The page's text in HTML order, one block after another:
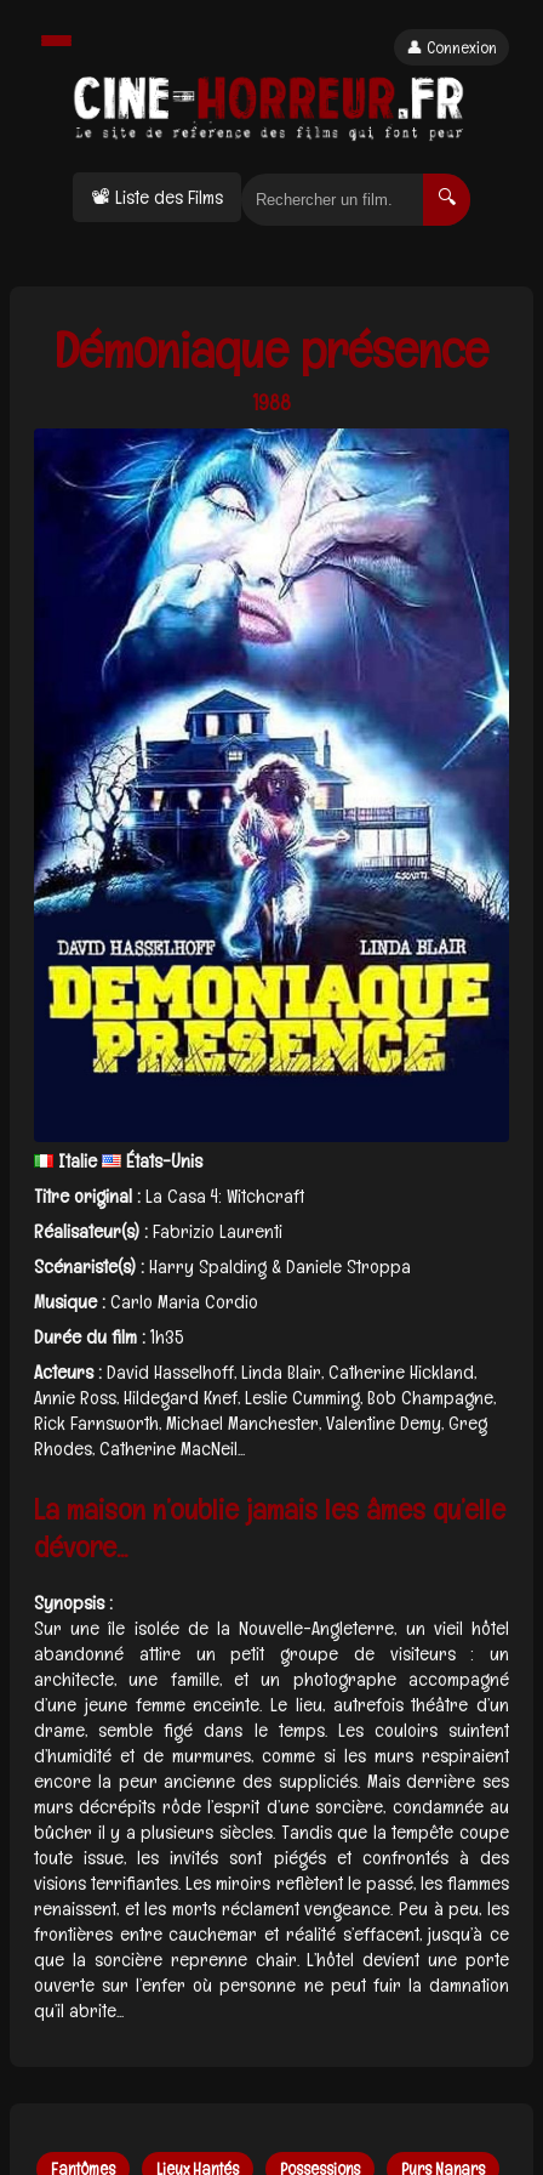
📽 Liste des Films 🔍
👤 Connexion
Démoniaque présence
1988
Italie
États-Unis
Titre original :La Casa 4: Witchcraft
Réalisateur(s) :Fabrizio Laurenti
Scénariste(s) :Harry Spalding & Daniele Stroppa
Musique :Carlo Maria Cordio
Durée du film :1h35
Acteurs :David Hasselhoff, Linda Blair, Catherine Hickland,
Annie Ross, Hildegard Knef, Leslie Cumming, Bob Champagne,
Rick Farnsworth, Michael Manchester, Valentine Demy, Greg
Rhodes, Catherine MacNeil...
La maison n’oublie jamais les âmes qu’elle
dévore...
Synopsis :
Sur une île isolée de la Nouvelle-Angleterre, un vieil hôtel
abandonné attire un petit groupe de visiteurs : un
architecte, une famille, et un photographe accompagné
d’une jeune femme enceinte. Le lieu, autrefois théâtre d’un
drame, semble figé dans le temps. Les couloirs suintent
d’humidité et de murmures, comme si les murs respiraient
encore la peur ancienne des suppliciés. Mais derrière ses
murs décrépits rôde l’esprit d’une sorcière, condamnée au
bûcher il y a plusieurs siècles. Tandis que la tempête coupe
toute issue, les invités sont piégés et confrontés à des
visions terrifiantes. Les miroirs reflètent le passé, les flammes
renaissent, et les morts réclament vengeance. Peu à peu, les
frontières entre cauchemar et réalité s’effacent, jusqu’à ce
que la sorcière reprenne chair. L’hôtel devient une porte
ouverte sur l’enfer où personne ne peut fuir la damnation
qu’il abrite...
Fantômes Lieux Hantés Possessions Purs Nanars